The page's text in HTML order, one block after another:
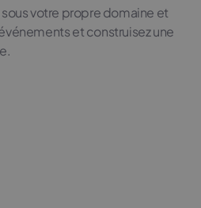
votre propre domaine et
et construisez une